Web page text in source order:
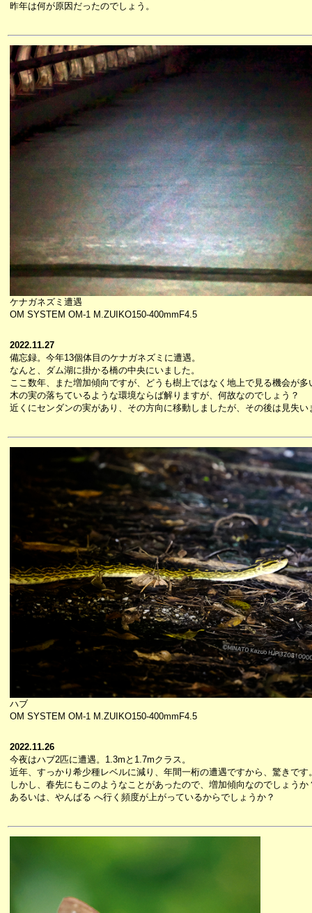
昨年は何が原因だったのでしょう。
ケナガネズミ遭遇
OM SYSTEM OM-1 M.ZUIKO150-400mmF4.5
2022.11.27
備忘録。今年13個体目のケナガネズミに遭遇。
なんと、ダム湖に掛かる橋の中央にいました。
ここ数年、また増加傾向ですが、どうも樹上ではなく地上で見る機会が
木の実の落ちているような環境ならば解りますが、何故なのでしょう？
近くにセンダンの実があり、その方向に移動しましたが、その後は見失い
ハブ
OM SYSTEM OM-1 M.ZUIKO150-400mmF4.5
2022.11.26
今夜はハブ2匹に遭遇。1.3mと1.7mクラス。
近年、すっかり希少種レベルに減り、年間一桁の遭遇ですから、驚きです
しかし、春先にもこのようなことがあったので、増加傾向なのでしょうか
あるいは、やんばる へ行く頻度が上がっているからでしょうか？